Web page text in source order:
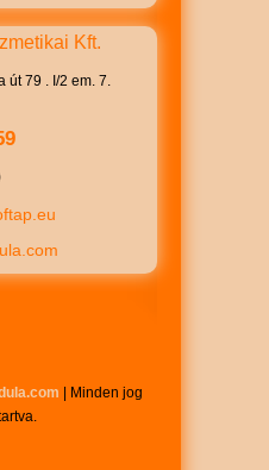
Kft.
út 79 . I/2 em. 7.
| Minden jog